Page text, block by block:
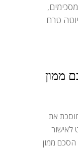
טרם
ממון
את
הסכם ממון